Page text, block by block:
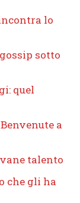
lo
sotto
quel
a
talento
che gli ha